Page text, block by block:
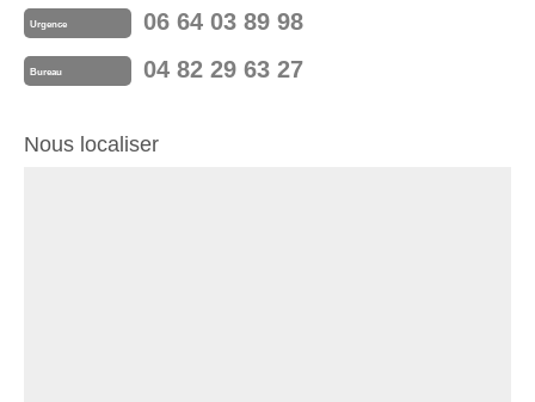
Urgence 06 64 03 89 98
Bureau 04 82 29 63 27
Nous localiser